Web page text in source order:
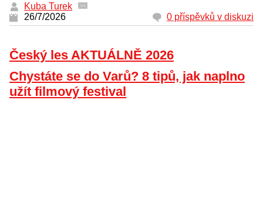
Kuba Turek
26/7/2026
0 příspěvků v diskuzi
Český les AKTUÁLNĚ 2026
Chystáte se do Varů? 8 tipů, jak naplno
užít filmový festival